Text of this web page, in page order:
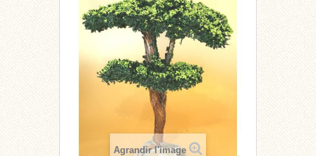
Agrandir l'image